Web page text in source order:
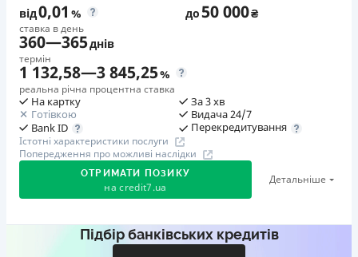
від0,01 %
ставка в день
до50 000₴
360—365днів
термін
1 132,58—3 845,25%
реальна річна процентна ставка
На картку
Готівкою
Bank ID
За 3 хв
Видача 24/7
Перекредитування
Істотні характеристики послуги
Попередження про можливі наслідки
ОТРИМАТИ ПОЗИКУ
на credit7.ua
Детальніше
Акція: «Кешбек за друга»
Підбір банківських кредитів